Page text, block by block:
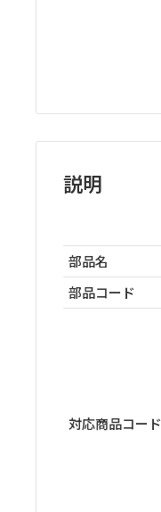
説明
部品名
部品コード
対応商品コード